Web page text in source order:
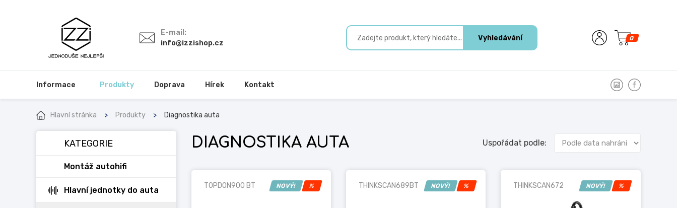
E-mail:
info@izzishop.cz
Vyhledávání 0
Informace Produkty Doprava Hírek Kontakt
Hlavní stránka Produkty Diagnostika auta
KATEGORIE
Montáž autohifi
Hlavní jednotky do auta
DIAGNOSTIKA AUTA Uspořádat podle:
NOVÝ! %
TOPDON900 BT NOVÝ! %
THINKSCAN689BT NOVÝ! %
THINKSCAN672